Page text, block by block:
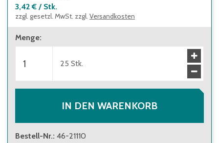
3,42 € / Stk.
zzgl. gesetzl. MwSt. zzgl. Versandkosten
Menge:
25 Stk.
IN DEN WARENKORB
Bestell-Nr.: 46-21110